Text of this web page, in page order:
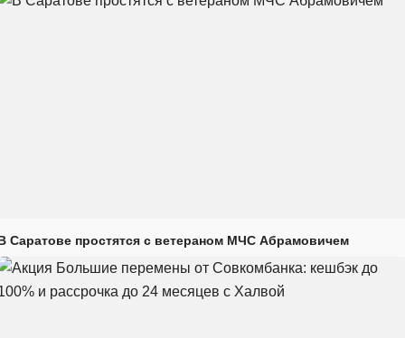
Саратове простятся с ветераном МЧС Абрамовичем